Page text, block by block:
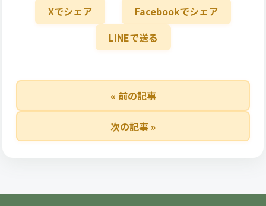
Xでシェア
Facebookでシェア
LINEで送る
« 前の記事
次の記事 »